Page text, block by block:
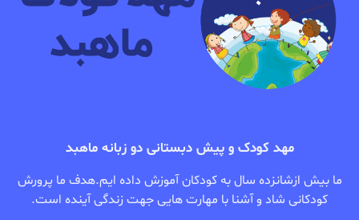
مهد کودک و پیش دبستانی دو زبانه ماهبد
ما بیش ازشانزده سال به کودکان آموزش داده ایم.هدف ما پرورش
کودکانی شاد و آشنا با مهارت هایی جهت زندگی آینده است.